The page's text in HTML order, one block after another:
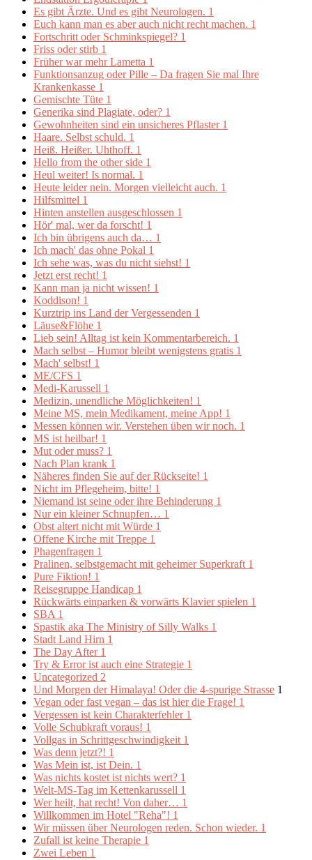
Es gibt Ärzte. Und es gibt Neurologen. 1
Euch kann man es aber auch nicht recht machen. 1
Fortschritt oder Schminkspiegel? 1
Friss oder stirb 1
Früher war mehr Lametta 1
Funktionsanzug oder Pille – Da fragen Sie mal Ihre
Krankenkasse 1
Gemischte Tüte 1
Generika sind Plagiate, oder? 1
Gewohnheiten sind ein unsicheres Pflaster 1
Haare. Selbst schuld. 1
Heiß. Heißer. Uhthoff. 1
Hello from the other side 1
Heul weiter! Is normal. 1
Heute leider nein. Morgen vielleicht auch. 1
Hilfsmittel 1
Hinten anstellen ausgeschlossen 1
Hör' mal, wer da forscht! 1
Ich bin übrigens auch da… 1
Ich mach' das ohne Pokal 1
Ich sehe was, was du nicht siehst! 1
Jetzt erst recht! 1
Kann man ja nicht wissen! 1
Koddison! 1
Kurztrip ins Land der Vergessenden 1
Läuse&Flöhe 1
Lieb sein! Alltag ist kein Kommentarbereich. 1
Mach selbst – Humor bleibt wenigstens gratis 1
Mach' selbst! 1
ME/CFS 1
Medi-Karussell 1
Medizin, unendliche Möglichkeiten! 1
Meine MS, mein Medikament, meine App! 1
Messen können wir. Verstehen üben wir noch. 1
MS ist heilbar! 1
Mut oder muss? 1
Nach Plan krank 1
Näheres finden Sie auf der Rückseite! 1
Nicht im Pflegeheim, bitte! 1
Niemand ist seine oder ihre Behinderung 1
Nur ein kleiner Schnupfen… 1
Obst altert nicht mit Würde 1
Offene Kirche mit Treppe 1
Phagenfragen 1
Pralinen, selbstgemacht mit geheimer Superkraft 1
Pure Fiktion! 1
Reisegruppe Handicap 1
Rückwärts einparken & vorwärts Klavier spielen 1
SBA 1
Spastik aka The Ministry of Silly Walks 1
Stadt Land Hirn 1
The Day After 1
Try & Error ist auch eine Strategie 1
Uncategorized 2
Und Morgen der Himalaya! Oder die 4-spurige Strasse 1
Vegan oder fast vegan – das ist hier die Frage! 1
Vergessen ist kein Charakterfehler 1
Volle Schubkraft voraus! 1
Vollgas in Schrittgeschwindigkeit 1
Was denn jetzt?! 1
Was Mein ist, ist Dein. 1
Was nichts kostet ist nichts wert? 1
Welt-MS-Tag im Kettenkarussell 1
Wer heilt, hat recht! Von daher… 1
Willkommen im Hotel "Reha"! 1
Wir müssen über Neurologen reden. Schon wieder. 1
Zufall ist keine Therapie 1
Zwei Leben 1